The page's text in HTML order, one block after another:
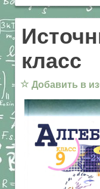
класс
☆ Добавить в